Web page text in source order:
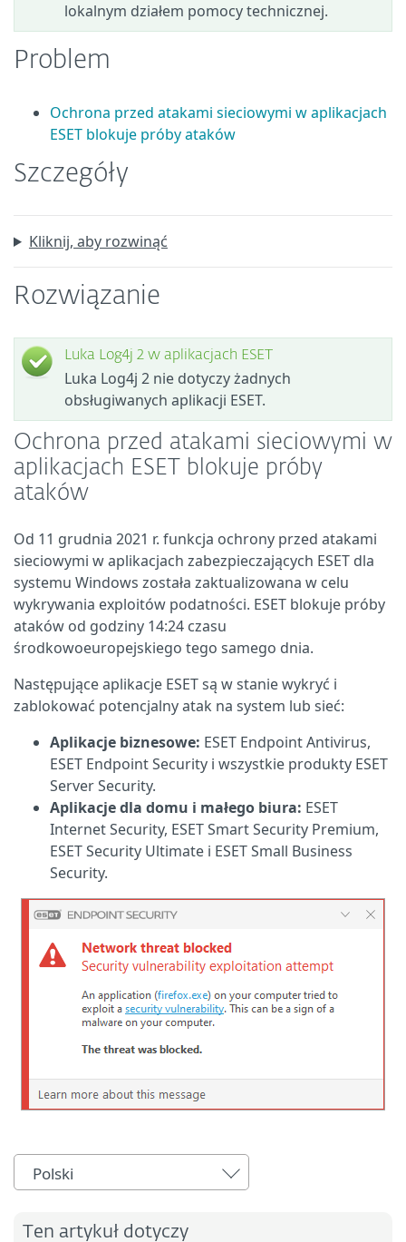
lokalnym działem pomocy technicznej.
Problem
Ochrona przed atakami sieciowymi w aplikacjach
ESET blokuje próby ataków
Szczegóły
Kliknij, aby rozwinąć
Rozwiązanie
Luka Log4j 2 w aplikacjach ESET
Luka Log4j 2 nie dotyczy żadnych
obsługiwanych aplikacji ESET.
Ochrona przed atakami sieciowymi w
aplikacjach ESET blokuje próby
ataków
Od 11 grudnia 2021 r. funkcja ochrony przed atakami
sieciowymi w aplikacjach zabezpieczających ESET dla
systemu Windows została zaktualizowana w celu
wykrywania exploitów podatności. ESET blokuje próby
ataków od godziny 14:24 czasu
środkowoeuropejskiego tego samego dnia.
Następujące aplikacje ESET są w stanie wykryć i
zablokować potencjalny atak na system lub sieć:
Aplikacje biznesowe: ESET Endpoint Antivirus,
ESET Endpoint Security i wszystkie produkty ESET
Server Security.
Aplikacje dla domu i małego biura: ESET
Internet Security, ESET Smart Security Premium,
ESET Security Ultimate i ESET Small Business
Security.
Polski
Ten artykuł dotyczy